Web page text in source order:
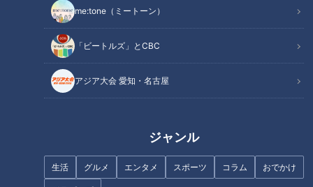
me:tone（ミートーン）
「ビートルズ」とCBC
アジア大会 愛知・名古屋
ジャンル
生活 グルメ エンタメ スポーツ コラム おでかけ
今が旬！栄養満点なレンコンを
簡単アレンジ「チーズガレッ
歴史に触れたい! およそ350年の
歴史を誇る由緒正しい『温泉